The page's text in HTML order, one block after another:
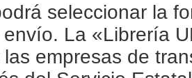
seleccionar la
La «Librería
empresas de